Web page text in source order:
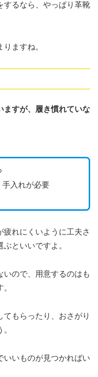
するなら、やっぱり革靴
ますね。
ますが、履き慣れていな
手入れが必要
れにくいように工夫さ
といいですよ。
いので、用意するのはも
もらったり、おさがり
いいものが見つかればい